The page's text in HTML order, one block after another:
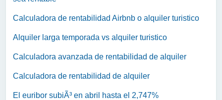
Calculadora de rentabilidad Airbnb o alquiler turistico
Alquiler larga temporada vs alquiler turistico
Calculadora avanzada de rentabilidad de alquiler
Calculadora de rentabilidad de alquiler
El euribor subiÃ³ en abril hasta el 2,747%